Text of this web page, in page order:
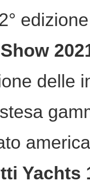
delle
Yachts